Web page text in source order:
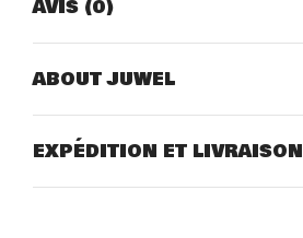
AVIS (0)
ABOUT JUWEL
EXPÉDITION ET LIVRAISON